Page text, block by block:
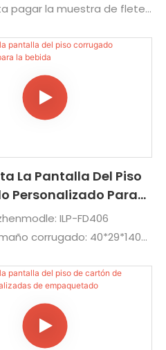
pagar la muestra de flete
sí, acepte el servicio
envíenos su archivo de
de objetivos, y
pronto. Si aún no lo ha
dígenos el tamaño de su
las pantallas para usted.
whatsapp:+86
correo
La Pantalla Del Piso
Personalizado Para
ILP-FD406
corrugado: 40*29*140
Trazo de impresión para:
para bebidas